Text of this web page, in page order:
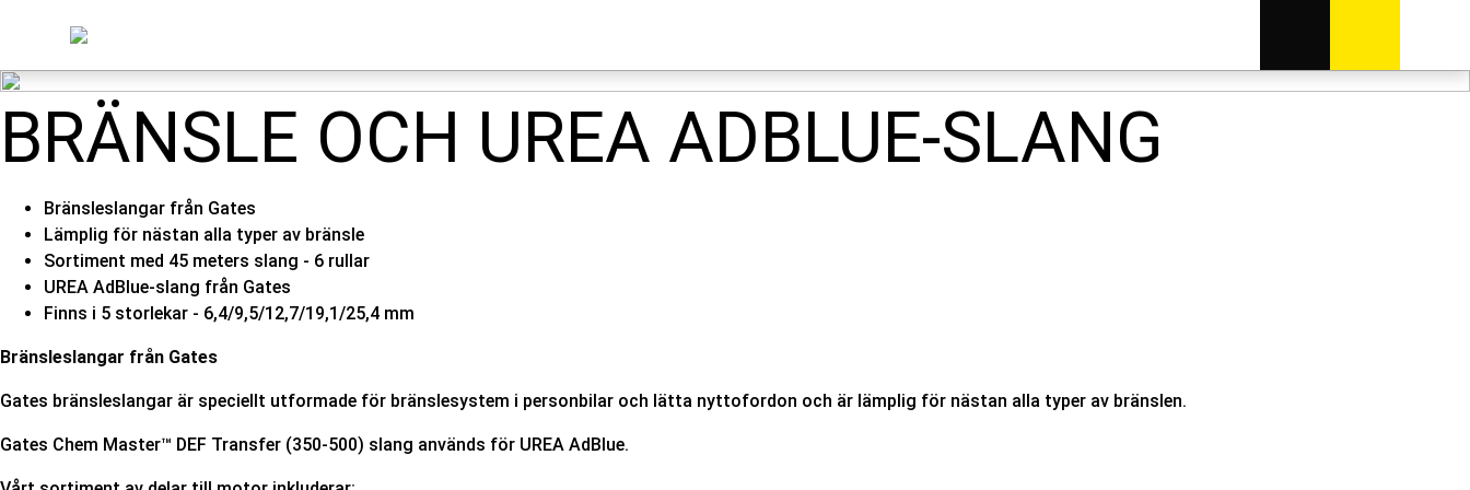
BRÄNSLE OCH UREA ADBLUE-SLANG
Bränsleslangar från Gates
Lämplig för nästan alla typer av bränsle
Sortiment med 45 meters slang - 6 rullar
UREA AdBlue-slang från Gates
Finns i 5 storlekar - 6,4/9,5/12,7/19,1/25,4 mm
Bränsleslangar från Gates
Gates bränsleslangar är speciellt utformade för bränslesystem i personbilar och lätta nyttofordon och är lämplig för nästan alla typer av bränslen.
Gates Chem Master™ DEF Transfer (350-500) slang används för UREA AdBlue.